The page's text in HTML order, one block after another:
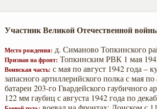
Участник Великой Отечественной
Место рождения: д. Симаново Топкинского
Призван на фронт: Топкинским РВК 1 мая
Воинская часть: с мая по август 1942 года –
запасного артиллерийского полка с мая
батареи 203-го Гвардейского гаубичного
122 мм гаубиц с августа 1942 года по